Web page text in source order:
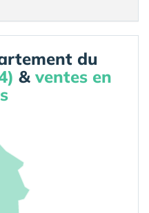
du
& ventes en